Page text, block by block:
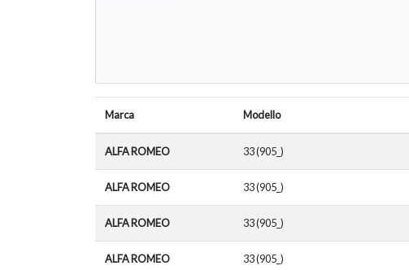
Marca Modello
ALFA ROMEO 33 (905_)
ALFA ROMEO 33 (905_)
ALFA ROMEO 33 (905_)
ALFA ROMEO 33 (905_)